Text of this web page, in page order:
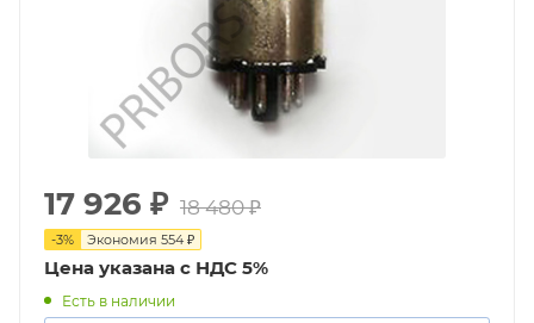
17 926 ₽ 18 480₽
-3% Экономия 554 ₽
Цена указана с НДС 5%
Есть в наличии